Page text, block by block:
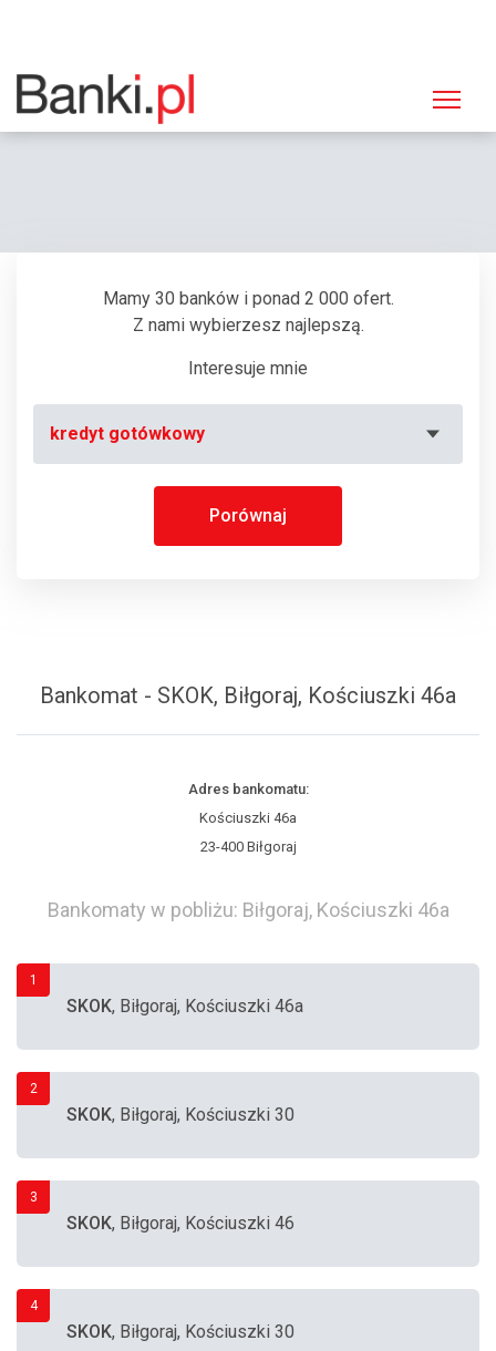
Strona główna Bankomaty Bankomat SKOK, Biłgoraj, Kościuszki 46a
Mamy 30 banków i ponad 2 000 ofert.
Z nami wybierzesz najlepszą.
Interesuje mnie
kredyt gotówkowy
Porównaj
Bankomat - SKOK, Biłgoraj, Kościuszki 46a
Adres bankomatu:
Kościuszki 46a
23-400 Biłgoraj
Bankomaty w pobliżu: Biłgoraj, Kościuszki 46a
1
SKOK, Biłgoraj, Kościuszki 46a
2
SKOK, Biłgoraj, Kościuszki 30
3
SKOK, Biłgoraj, Kościuszki 46
4
SKOK, Biłgoraj, Kościuszki 30